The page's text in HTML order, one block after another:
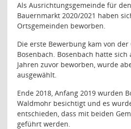
Als Ausrichtungsgemeinde für
Bauernmarkt 2020/2021 haben
Ortsgemeinden beworben.
Die erste Bewerbung kam von
Bosenbach. Bosenbach hatte
Jahren zuvor beworben, wurde
ausgewählt.
Ende 2018, Anfang 2019 wurden
Waldmohr besichtigt und es
entschieden, dass mit beiden
geführt werden.